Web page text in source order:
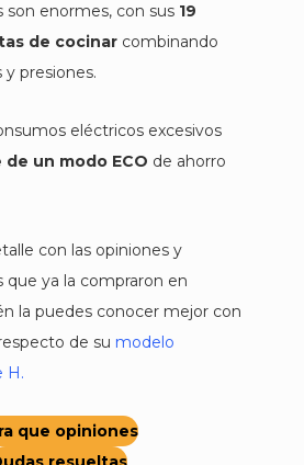
son enormes, con sus 19
de cocinarcombinando
y presiones.
eléctricos excesivos
de un modo ECO de ahorro
con las opiniones y
que ya la compraron en
la puedes conocer mejor con
de su modelo
H.
que opiniones